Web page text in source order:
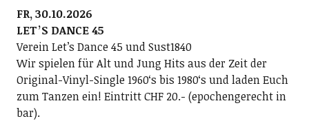
FR, 30.10.2026
LETʼS DANCE 45
Verein Letʼs Dance 45 und Sust1840
Wir spielen für Alt und Jung Hits aus der Zeit der
Original-Vinyl-Single 1960ʻs bis 1980ʻs und laden Euch
zum Tanzen ein! Eintritt CHF 20.- (epochengerecht in
bar).